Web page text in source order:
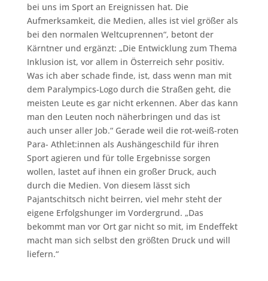
bei uns im Sport an Ereignissen hat. Die
Aufmerksamkeit, die Medien, alles ist viel größer als
bei den normalen Weltcuprennen“, betont der
Kärntner und ergänzt: „Die Entwicklung zum Thema
Inklusion ist, vor allem in Österreich sehr positiv.
Was ich aber schade finde, ist, dass wenn man mit
dem Paralympics-Logo durch die Straßen geht, die
meisten Leute es gar nicht erkennen. Aber das kann
man den Leuten noch näherbringen und das ist
auch unser aller Job.“ Gerade weil die rot-weiß-roten
Para- Athlet:innen als Aushängeschild für ihren
Sport agieren und für tolle Ergebnisse sorgen
wollen, lastet auf ihnen ein großer Druck, auch
durch die Medien. Von diesem lässt sich
Pajantschitsch nicht beirren, viel mehr steht der
eigene Erfolgshunger im Vordergrund. „Das
bekommt man vor Ort gar nicht so mit, im Endeffekt
macht man sich selbst den größten Druck und will
liefern.“